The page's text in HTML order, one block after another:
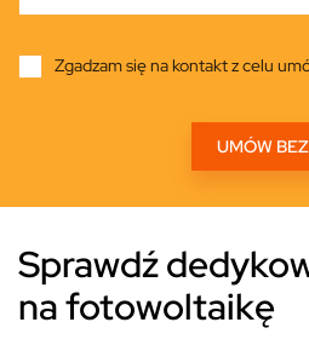
Zgadzam się na kontakt z celu
Sprawdź
na fotowoltaikę